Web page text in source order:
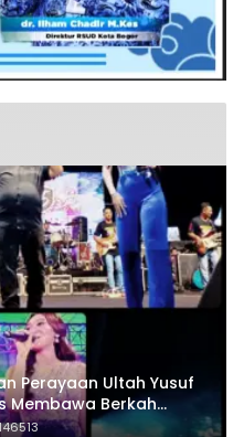
Perayaan Ultah Yusuf
Membawa Berkah